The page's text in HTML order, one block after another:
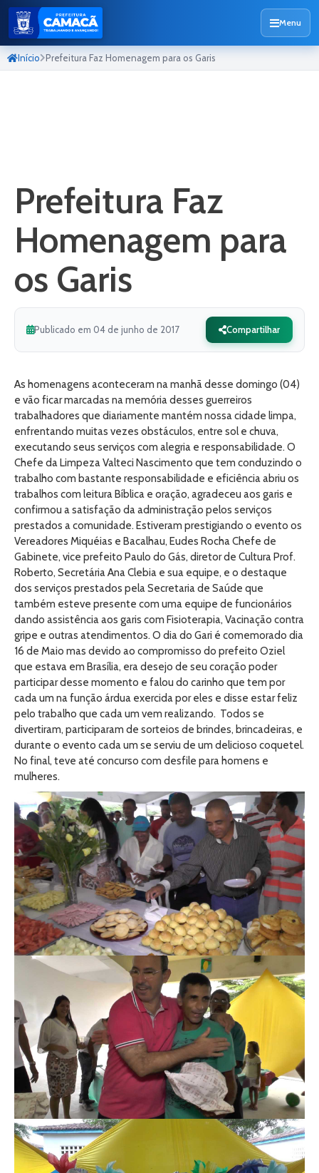
Menu
Início Prefeitura Faz Homenagem para os Garis
Prefeitura Faz
Homenagem para
os Garis
Publicado em 04 de junho de 2017 Compartilhar
As homenagens aconteceram na manhã desse domingo (04)
e vão ficar marcadas na memória desses guerreiros
trabalhadores que diariamente mantém nossa cidade limpa,
enfrentando muitas vezes obstáculos, entre sol e chuva,
executando seus serviços com alegria e responsabilidade. O
Chefe da Limpeza Valteci Nascimento que tem conduzindo o
trabalho com bastante responsabilidade e eficiência abriu os
trabalhos com leitura Bíblica e oração, agradeceu aos garis e
confirmou a satisfação da administração pelos serviços
prestados a comunidade. Estiveram prestigiando o evento os
Vereadores Miquéias e Bacalhau, Eudes Rocha Chefe de
Gabinete, vice prefeito Paulo do Gás, diretor de Cultura Prof.
Roberto, Secretária Ana Clebia e sua equipe, e o destaque
dos serviços prestados pela Secretaria de Saúde que
também esteve presente com uma equipe de funcionários
dando assistência aos garis com Fisioterapia, Vacinação contra
gripe e outras atendimentos. O dia do Gari é comemorado dia
16 de Maio mas devido ao compromisso do prefeito Oziel
que estava em Brasília, era desejo de seu coração poder
participar desse momento e falou do carinho que tem por
cada um na função árdua exercida por eles e disse estar feliz
pelo trabalho que cada um vem realizando. Todos se
divertiram, participaram de sorteios de brindes, brincadeiras, e
durante o evento cada um se serviu de um delicioso coquetel.
No final, teve até concurso com desfile para homens e
mulheres.